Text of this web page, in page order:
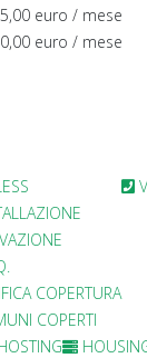
euro / mese
euro / mese
COPERTURA
COPERTI